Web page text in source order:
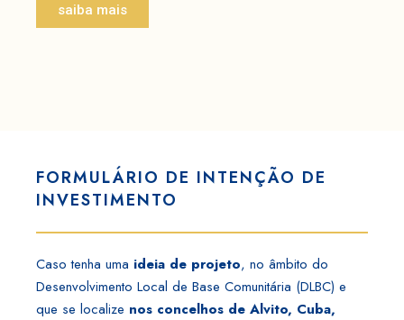
saiba mais
FORMULÁRIO DE INTENÇÃO DE
INVESTIMENTO
Caso tenha uma ideia de projeto, no âmbito do
Desenvolvimento Local de Base Comunitária (DLBC) e
que se localize nos concelhos de Alvito, Cuba,